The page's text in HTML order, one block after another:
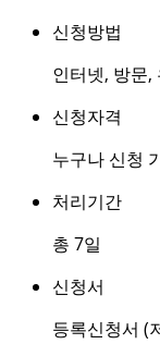
신청방법
인터넷, 방문,
신청자격
누구나 신청
처리기간
총 7일
신청서
등록신청서 (